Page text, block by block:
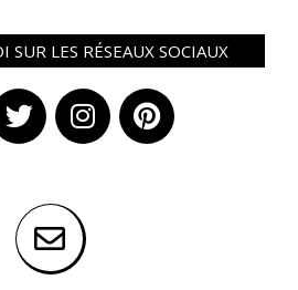
SUR LES RÉSEAUX SOCIAUX